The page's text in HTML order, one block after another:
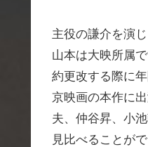
主役の謙介を演
山本は大映所属
約更改する際に
京映画の本作に
夫、仲谷昇、小
見比べることが